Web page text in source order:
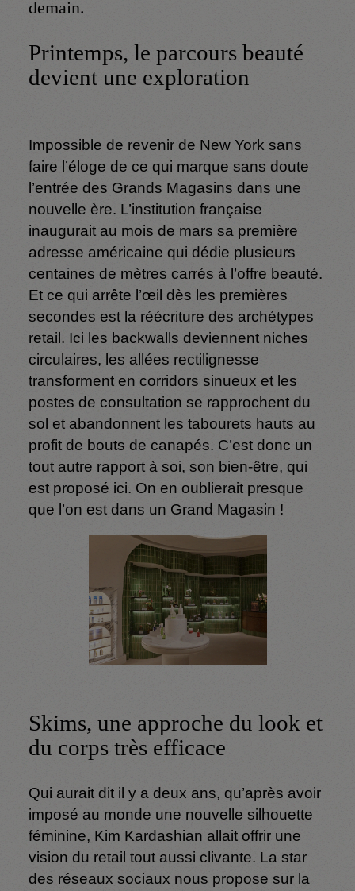
demain.
Printemps, le parcours beauté
devient une exploration
Impossible de revenir de New York sans
faire l’éloge de ce qui marque sans doute
l’entrée des Grands Magasins dans une
nouvelle ère. L’institution française
inaugurait au mois de mars sa première
adresse américaine qui dédie plusieurs
centaines de mètres carrés à l’offre beauté.
Et ce qui arrête l’œil dès les premières
secondes est la réécriture des archétypes
retail. Ici les backwalls deviennent niches
circulaires, les allées rectilignesse
transforment en corridors sinueux et les
postes de consultation se rapprochent du
sol et abandonnent les tabourets hauts au
profit de bouts de canapés. C’est donc un
tout autre rapport à soi, son bien-être, qui
est proposé ici. On en oublierait presque
que l’on est dans un Grand Magasin !
Skims, une approche du look et
du corps très efficace
Qui aurait dit il y a deux ans, qu’après avoir
imposé au monde une nouvelle silhouette
féminine, Kim Kardashian allait offrir une
vision du retail tout aussi clivante. La star
des réseaux sociaux nous propose sur la